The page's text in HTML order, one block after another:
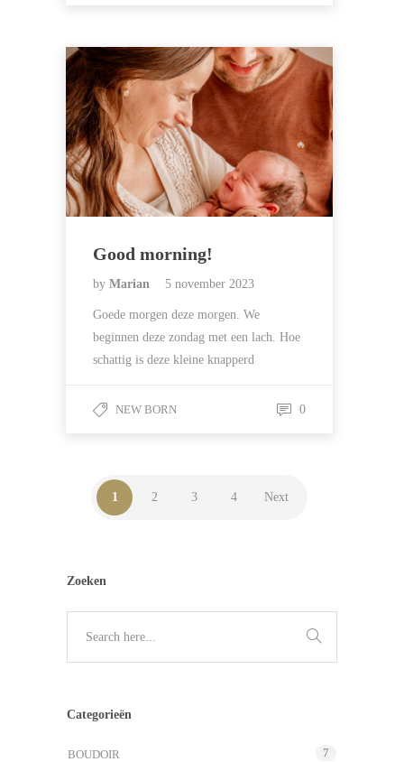
Good morning!
by Marian 5 november 2023
Goede morgen deze morgen. We
beginnen deze zondag met een lach. Hoe
schattig is deze kleine knapperd
NEW BORN 0
1 2 3 4 Next
Zoeken
Categorieën
BOUDOIR 7